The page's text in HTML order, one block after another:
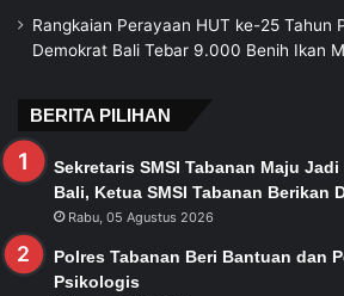
Rangkaian Perayaan HUT ke-25 Tahun
Demokrat Bali Tebar 9.000 Benih Ikan
BERITA PILIHAN
Sekretaris SMSI Tabanan Maju
Bali, Ketua SMSI Tabanan Berikan
Rabu, 05 Agustus 2026
Polres Tabanan Beri Bantuan dan
Psikologis